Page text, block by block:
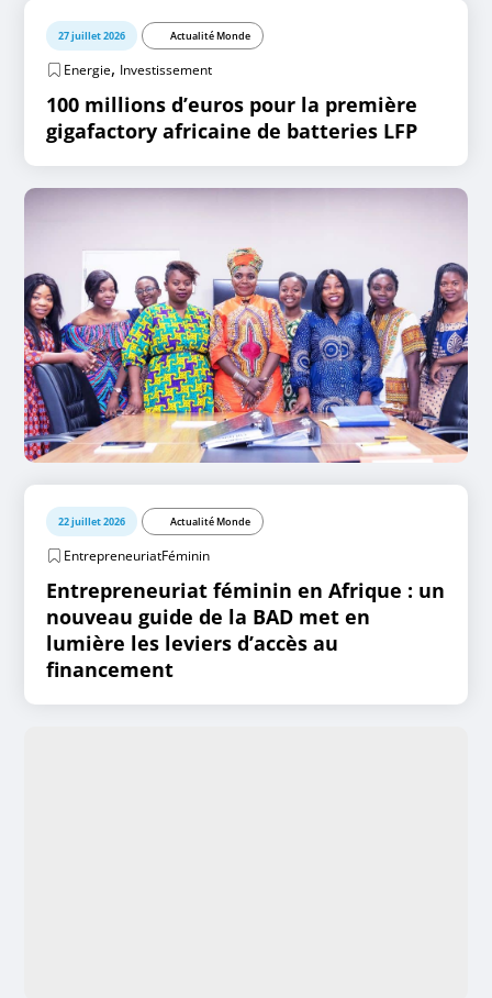
27 juillet 2026 Actualité Monde
Energie, Investissement
100 millions d’euros pour la première
gigafactory africaine de batteries LFP
22 juillet 2026 Actualité Monde
EntrepreneuriatFéminin
Entrepreneuriat féminin en Afrique : un
nouveau guide de la BAD met en
lumière les leviers d’accès au
financement